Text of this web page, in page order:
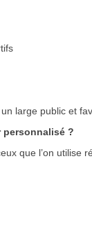
large public et
?
que l’on